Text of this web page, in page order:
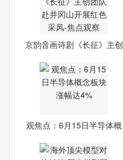
京韵音画诗剧《长征》主创
观焦点：6月15日半导体概